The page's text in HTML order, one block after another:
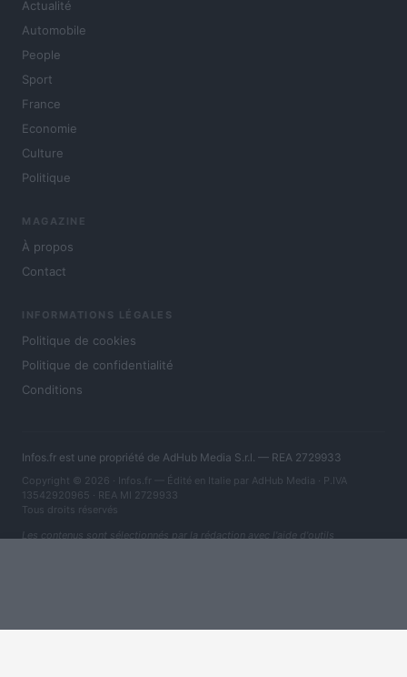
Actualité
Automobile
People
Sport
France
Economie
Culture
Politique
MAGAZINE
À propos
Contact
INFORMATIONS LÉGALES
Politique de cookies
Politique de confidentialité
Conditions
Infos.fr est une propriété de AdHub Media S.r.l. — REA 2729933
Copyright © 2026 · Infos.fr — Édité en Italie par AdHub Media · P.IVA
13542920965 · REA MI 2729933
Tous droits réservés
Les contenus sont sélectionnés par la rédaction avec l'aide d'outils